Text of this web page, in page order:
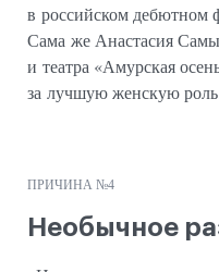
в российском дебютном
Сама же Анастасия
и театра «Амурская
за лучшую женскую
ПРИЧИНА №4
Необычное